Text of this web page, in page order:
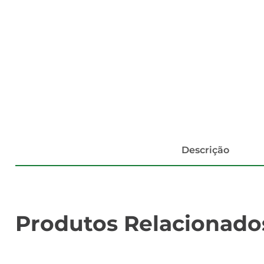
Descrição
Produtos